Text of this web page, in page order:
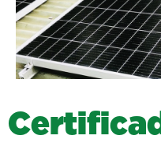
Certificad